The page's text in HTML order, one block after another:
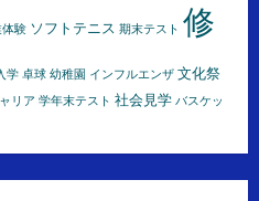
験 ソフトテニス 期末テスト 修
学 卓球 幼稚園 インフルエンザ 文化祭
リア 学年末テスト 社会見学 バスケッ